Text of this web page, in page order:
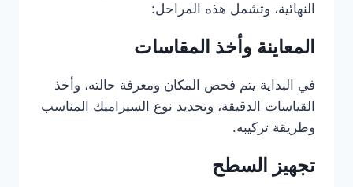
النهائية، وتشمل هذه المراحل:
المعاينة وأخذ المقاسات
في البداية يتم فحص المكان ومعرفة حالته، وأخذ
القياسات الدقيقة، وتحديد نوع السيراميك المناسب
وطريقة تركيبه.
تجهيز السطح